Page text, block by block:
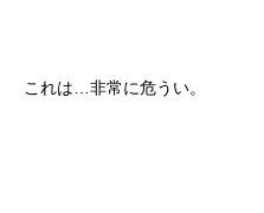
これは…非常に危うい。